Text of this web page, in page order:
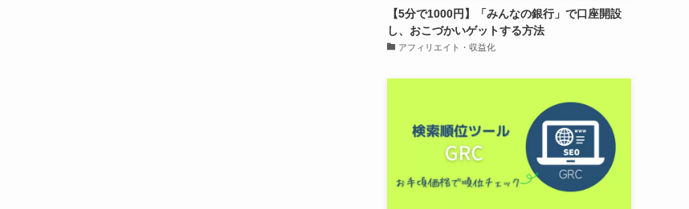
【5分で1000円】「みんなの銀行」で口座開設
し、おこづかいゲットする方法
アフィリエイト・収益化